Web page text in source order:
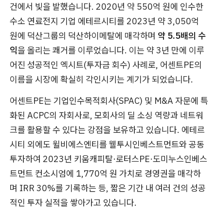
건에서 빛을 발했습니다. 2020년 약 550억 원에 인수한
수소 연료전지 기업 에테르시티를 2023년 약 3,050억
원에 덕산그룹의 덕산하이메탈에 매각하며 약 5.5배의 수
익을 올리는 쾌거를 이루었습니다. 이는 약 3년 만에 이루
어진 성공적인 엑시트(투자금 회수) 사례로, 어센트PE의
이름을 시장에 확실히 각인시키는 계기가 되었습니다.
어센트PE는 기업인수목적회사(SPAC) 및 M&A 자문에 특
화된 ACPC의 자회사로, 모회사의 딜 소싱 역량과 네트워
크를 활용할 수 있다는 강점을 보유하고 있습니다. 에테르
시티 외에도 윌비에스엔티를 웰투시인베스트먼트와 공동
투자하여 2023년 키움캐피탈·로터스PE·도미누스인베스
트먼트 컨소시엄에 1,770억 원 가치로 경영권을 매각하
며 IRR 30%를 기록하는 등, 짧은 기간 내 여러 건의 성공
적인 투자 실적을 쌓아가고 있습니다.